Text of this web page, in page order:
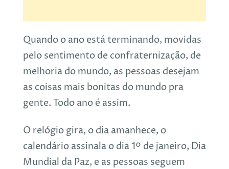
Quando o ano está terminando, movidas
pelo sentimento de confraternização, de
melhoria do mundo, as pessoas desejam
as coisas mais bonitas do mundo pra
gente. Todo ano é assim.
O relógio gira, o dia amanhece, o
calendário assinala o dia 1º de janeiro, Dia
Mundial da Paz, e as pessoas seguem